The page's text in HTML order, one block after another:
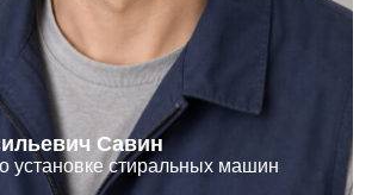
Савин
установке стиральных машин